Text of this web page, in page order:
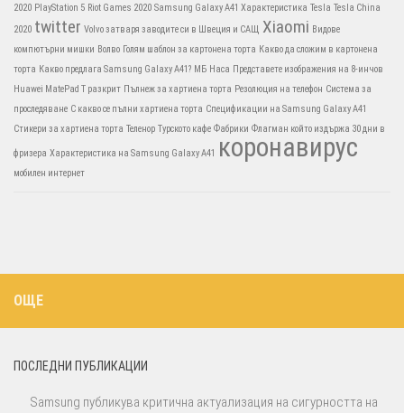
2020 PlayStation 5 Riot Games 2020 Samsung Galaxy A41 Характеристика Tesla Tesla China
2020 twitter Volvo затваря заводите си в Швеция и САЩ Xiaomi Видове
компютърни мишки Волво Голям шаблон за картонена торта Какво да сложим в картонена
торта Какво предлага Samsung Galaxy A41? МБ Наса Представете изображения на 8-инчов
Huawei MatePad T разкрит Пълнеж за хартиена торта Резолюция на телефон Система за
проследяване С какво се пълни хартиена торта Спецификации на Samsung Galaxy A41
Стикери за хартиена торта Теленор Турското кафе Фабрики Флагман който издържа 30 дни в
фризера Характеристика на Samsung Galaxy A41 коронавирус
мобилен интернет
ОЩЕ
ПОСЛЕДНИ ПУБЛИКАЦИИ
Samsung публикува критична актуализация на сигурността на